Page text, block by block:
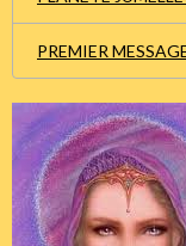
PREMIER